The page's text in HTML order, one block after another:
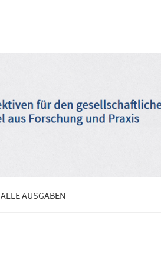
ALLE AUSGABEN